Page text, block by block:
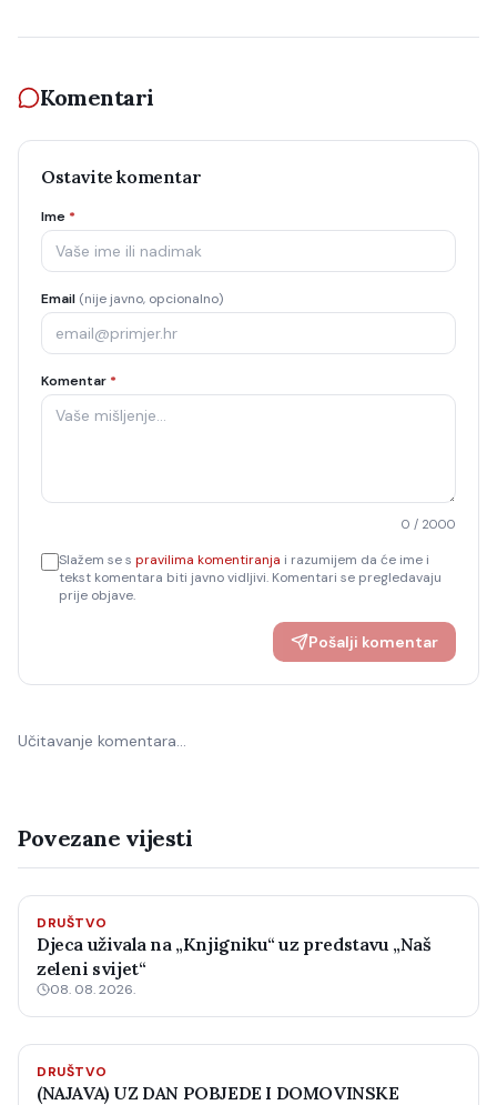
Komentari
Ostavite komentar
Ime *
Email (nije javno, opcionalno)
Komentar *
0 / 2000
Slažem se s pravilima komentiranja i razumijem da će ime i
tekst komentara biti javno vidljivi. Komentari se pregledavaju
prije objave.
Pošalji komentar
Učitavanje komentara…
Povezane vijesti
DRUŠTVO
Djeca uživala na „Knjigniku“ uz predstavu „Naš
zeleni svijet“
08. 08. 2026.
DRUŠTVO
(NAJAVA) UZ DAN POBJEDE I DOMOVINSKE